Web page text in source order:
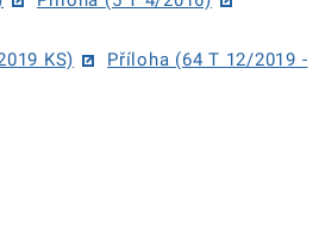
KS)
Příloha (64 T 12/2019 -